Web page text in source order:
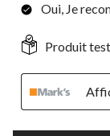
Oui, Je
Produit